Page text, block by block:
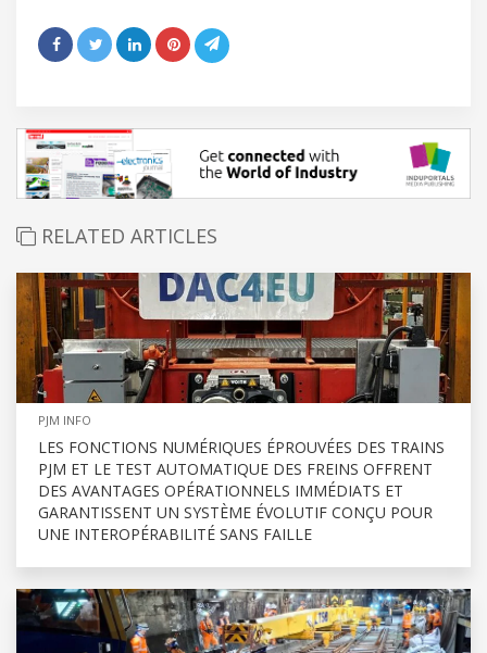
RELATED ARTICLES
PJM INFO
LES FONCTIONS NUMÉRIQUES ÉPROUVÉES DES TRAINS
PJM ET LE TEST AUTOMATIQUE DES FREINS OFFRENT
DES AVANTAGES OPÉRATIONNELS IMMÉDIATS ET
GARANTISSENT UN SYSTÈME ÉVOLUTIF CONÇU POUR
UNE INTEROPÉRABILITÉ SANS FAILLE